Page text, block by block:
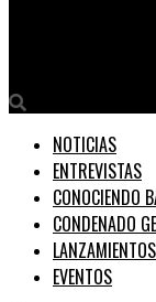
NOTICIAS
ENTREVISTAS
CONOCIENDO
CONDENADO
LANZAMIENTOS
EVENTOS